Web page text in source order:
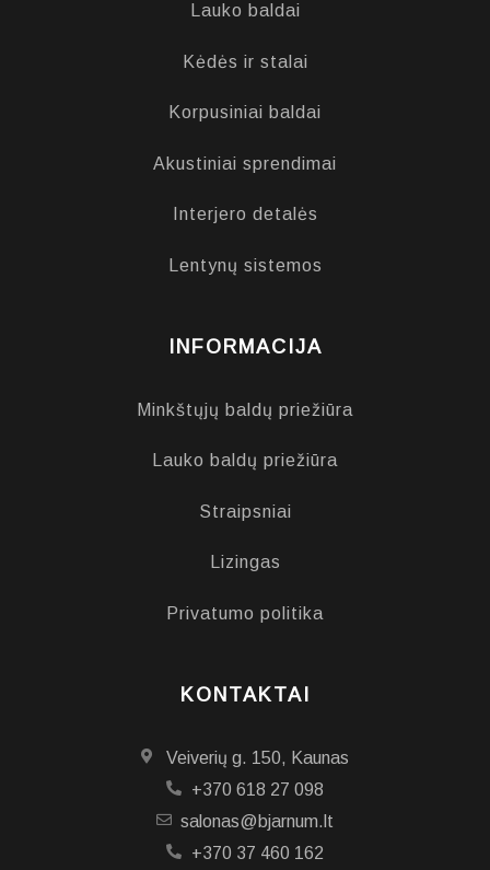
Lauko baldai
Kėdės ir stalai
Korpusiniai baldai
Akustiniai sprendimai
Interjero detalės
Lentynų sistemos
INFORMACIJA
Minkštųjų baldų priežiūra
Lauko baldų priežiūra
Straipsniai
Lizingas
Privatumo politika
KONTAKTAI
Veiverių g. 150, Kaunas
+370 618 27 098
salonas@bjarnum.lt
+370 37 460 162